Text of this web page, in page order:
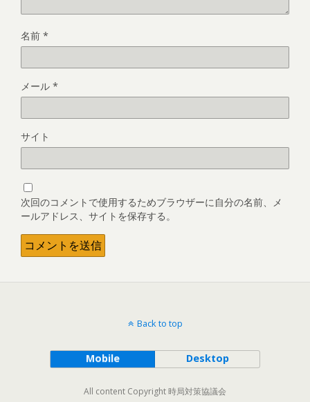
名前 *
メール *
サイト
次回のコメントで使用するためブラウザーに自分の名前、メ
ールアドレス、サイトを保存する。
Back to top
Mobile Desktop
All content Copyright 時局対策協議会